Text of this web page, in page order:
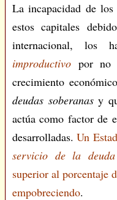
La incapacidad de los
estos capitales
internacional, los
improductivo por no
crecimiento
deudas soberanasy
actúa como factor de
desarrolladas.Un
servicio de la deuda
superior al porcentaje
empobreciendo.